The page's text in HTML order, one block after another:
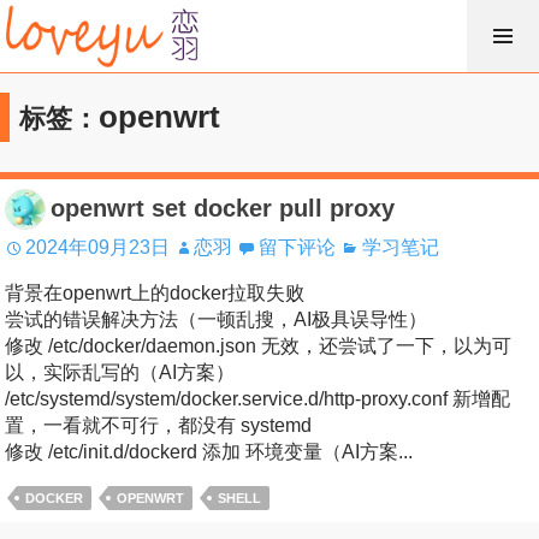
跳
过
内
容标签： openwrt
openwrt set docker pull proxy
2024年09月23日 恋羽 留下评论 学习笔记
背景在openwrt上的docker拉取失败
尝试的错误解决方法（一顿乱搜，AI极具误导性）
修改 /etc/docker/daemon.json 无效，还尝试了一下，以为可
以，实际乱写的（AI方案）
/etc/systemd/system/docker.service.d/http-proxy.conf 新增配
置，一看就不可行，都没有 systemd
修改 /etc/init.d/dockerd 添加 环境变量（AI方案...
DOCKER OPENWRT SHELL